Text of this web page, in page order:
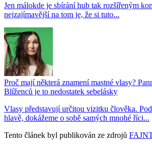
Jen málokde je sbírání hub tak rozšířeným
nejzajímavější na tom je, že si tuto...
Proč mají některá znamení mastné vlasy?
Blíženců je to nedostatek sebelásky
Vlasy představují určitou vizitku člověka.
hlavě, dokážeme o sobě samých mnohé říci...
Tento článek byl publikován ze zdrojů